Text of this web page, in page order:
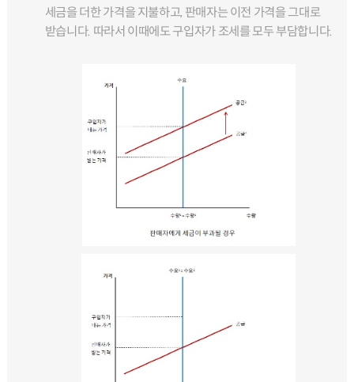
세금을 더한 가격을 지불하고, 판매자는 이전 가격을 그대로
받습니다. 따라서 이때에도 구입자가 조세를 모두 부담합니다.